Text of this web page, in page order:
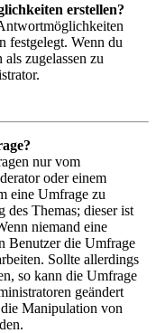
erstellen?
festgelegt. Wenn du
zugelassen zu
nur vom
oder einem
eine Umfrage zu
des Themas; dieser ist
niemand eine
Benutzer die Umfrage
Sollte allerdings
so kann die Umfrage
geändert
Manipulation von